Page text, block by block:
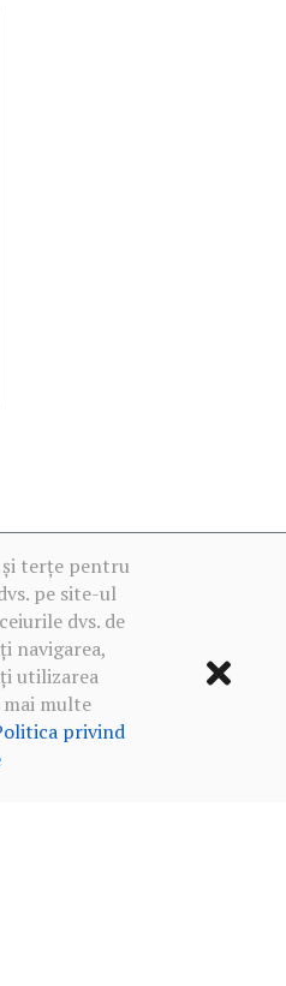
terțe pentru
pe site-ul
dvs. de
navigarea,
utilizarea
mai multe
privind